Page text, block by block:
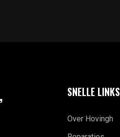
SNELLE LINKS
Over Hovingh